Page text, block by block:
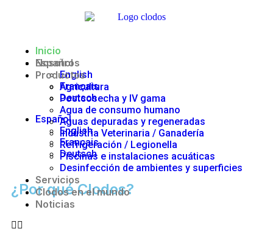
Inicio
Nosotros
Productos
Agricultura
Postcosecha y IV gama
Agua de consumo humano
Aguas depuradas y regeneradas
Industria Veterinaria / Ganadería
Refrigeración / Legionella
Piscinas e instalaciones acuáticas
Desinfección de ambientes y superficies
Servicios
Clodos en el mundo
Noticias
Español
English
Français
Deutsch
Español
English
Français
Deutsch
¿Por qué Clodos?